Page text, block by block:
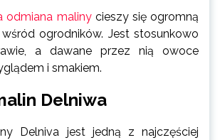
odmiana malinycieszy się ogromną
ogrodników. Jest stosunkowo
a dawane przez nią owoce
i smakiem.
Delniwa
Delniva jest jedną z najczęściej